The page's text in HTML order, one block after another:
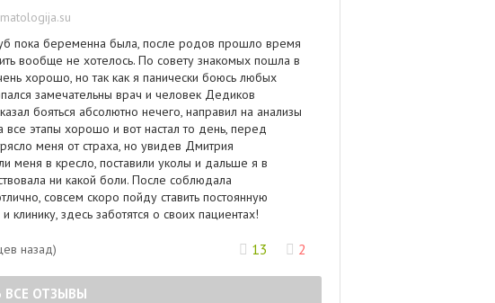
пока беременна была, после родов прошло время
вообще не хотелось. По совету знакомых пошла в
хорошо, но так как я панически боюсь любых
замечательны врач и человек Дедиков
бояться абсолютно нечего, направил на анализы
этапы хорошо и вот настал то день, перед
меня от страха, но увидев Дмитрия
меня в кресло, поставили уколы и дальше я в
ни какой боли. После соблюдала
совсем скоро пойду ставить постоянную
здесь заботятся о своих пациентах!
назад) 13 2
ВСЕ ОТЗЫВЫ